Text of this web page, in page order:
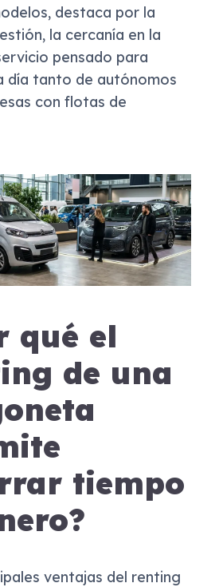
destaca por la
la cercanía en la
pensado para
día tanto de autónomos
con flotas de
qué el
de una
tiempo
ventajas del renting